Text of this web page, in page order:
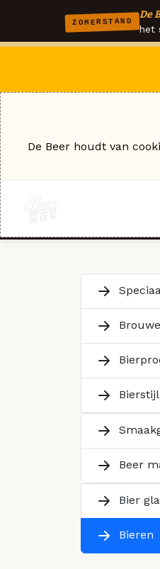
ZOMERSTAND
De
het
Beer
Bier
Bieren
De Beer houdt van